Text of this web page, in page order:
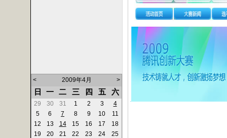
< 2009年4月 >
日 一 二 三 四 五 六
29 30 31 1 2 3
4
5
6 7 8 9 10
11
12
13 14 15 16 17
18
19
20 21 22 23 24
25